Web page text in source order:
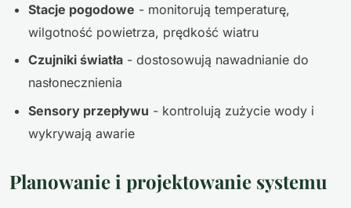
Stacje pogodowe - monitorują temperaturę,
wilgotność powietrza, prędkość wiatru
Czujniki światła - dostosowują nawadnianie do
nasłonecznienia
Sensory przepływu - kontrolują zużycie wody i
wykrywają awarie
Planowanie i projektowanie systemu